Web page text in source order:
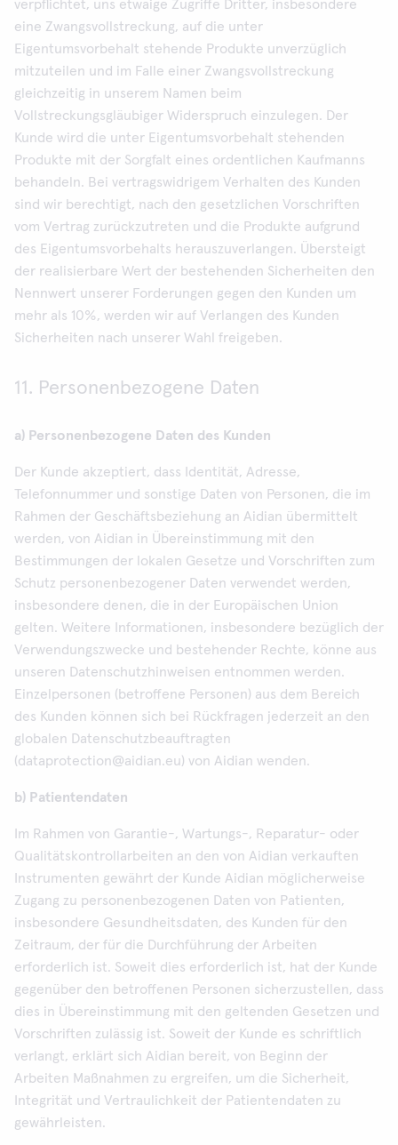
verpflichtet, uns etwaige Zugriffe Dritter, insbesondere
eine Zwangsvollstreckung, auf die unter
Eigentumsvorbehalt stehende Produkte unverzüglich
mitzuteilen und im Falle einer Zwangsvollstreckung
gleichzeitig in unserem Namen beim
Vollstreckungsgläubiger Widerspruch einzulegen. Der
Kunde wird die unter Eigentumsvorbehalt stehenden
Produkte mit der Sorgfalt eines ordentlichen Kaufmanns
behandeln. Bei vertragswidrigem Verhalten des Kunden
sind wir berechtigt, nach den gesetzlichen Vorschriften
vom Vertrag zurückzutreten und die Produkte aufgrund
des Eigentumsvorbehalts herauszuverlangen. Übersteigt
der realisierbare Wert der bestehenden Sicherheiten den
Nennwert unserer Forderungen gegen den Kunden um
mehr als 10%, werden wir auf Verlangen des Kunden
Sicherheiten nach unserer Wahl freigeben.
11. Personenbezogene Daten
a) Personenbezogene Daten des Kunden
Der Kunde akzeptiert, dass Identität, Adresse,
Telefonnummer und sonstige Daten von Personen, die im
Rahmen der Geschäftsbeziehung an Aidian übermittelt
werden, von Aidian in Übereinstimmung mit den
Bestimmungen der lokalen Gesetze und Vorschriften zum
Schutz personenbezogener Daten verwendet werden,
insbesondere denen, die in der Europäischen Union
gelten. Weitere Informationen, insbesondere bezüglich der
Verwendungszwecke und bestehender Rechte, könne aus
unseren Datenschutzhinweisen entnommen werden.
Einzelpersonen (betroffene Personen) aus dem Bereich
des Kunden können sich bei Rückfragen jederzeit an den
globalen Datenschutzbeauftragten
(dataprotection@aidian.eu) von Aidian wenden.
b) Patientendaten
Im Rahmen von Garantie-, Wartungs-, Reparatur- oder
Qualitätskontrollarbeiten an den von Aidian verkauften
Instrumenten gewährt der Kunde Aidian möglicherweise
Zugang zu personenbezogenen Daten von Patienten,
insbesondere Gesundheitsdaten, des Kunden für den
Zeitraum, der für die Durchführung der Arbeiten
erforderlich ist. Soweit dies erforderlich ist, hat der Kunde
gegenüber den betroffenen Personen sicherzustellen, dass
dies in Übereinstimmung mit den geltenden Gesetzen und
Vorschriften zulässig ist. Soweit der Kunde es schriftlich
verlangt, erklärt sich Aidian bereit, von Beginn der
Arbeiten Maßnahmen zu ergreifen, um die Sicherheit,
Integrität und Vertraulichkeit der Patientendaten zu
gewährleisten.